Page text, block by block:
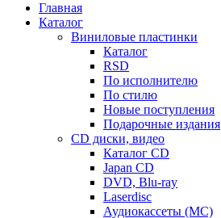
Главная
Каталог
Виниловые пластинки
Каталог
RSD
По исполнителю
По стилю
Новые поступления
Подарочные издания
CD диски, видео
Каталог CD
Japan CD
DVD, Blu-ray
Laserdisc
Аудиокассеты (MC)